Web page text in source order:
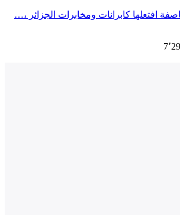
افتعلها كابرانات ومخابرات الجزائر ،…